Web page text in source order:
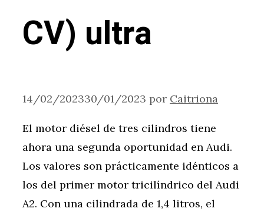
CV) ultra
14/02/202330/01/2023 por Caitriona
El motor diésel de tres cilindros tiene
ahora una segunda oportunidad en Audi.
Los valores son prácticamente idénticos a
los del primer motor tricilíndrico del Audi
A2. Con una cilindrada de 1,4 litros, el